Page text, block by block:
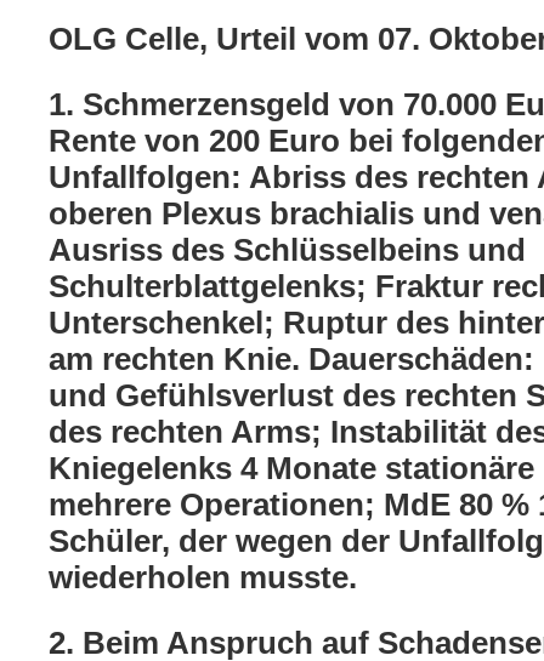
OLG Celle, Urteil vom 07.
1. Schmerzensgeld von 70.000
Rente von 200 Euro bei
Unfallfolgen: Abriss des rechten
oberen Plexus brachialis und
Ausriss des Schlüsselbeins und
Schulterblattgelenks; Fraktur
Unterschenkel; Ruptur des
am rechten Knie.
und Gefühlsverlust des rechten
des rechten Arms; Instabilität
Kniegelenks 4 Monate
mehrere Operationen; MdE 80 %
Schüler, der wegen der
wiederholen musste.
2. Beim Anspruch auf